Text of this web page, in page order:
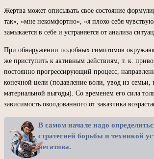
Жертва может описывать свое состояние
так», «мне некомфортно», «я плохо себя
замыкается в себе и устраняется от анализа
При обнаружении подобных симптомов
же приступить к активным действиям, т. к.
постоянно прогрессирующий процесс,
конечной цели (подавление воли, увод из семьи,
материальной выгоды). Со временем его сила
зависимость околдованного от заказчика
В самом начале надо
стратегией борьбы и техникой
негатива.